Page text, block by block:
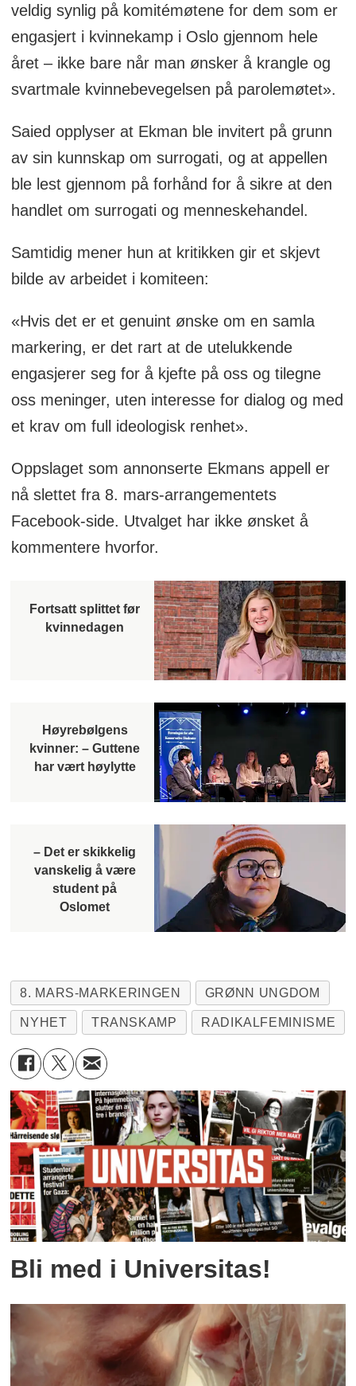
veldig synlig på komitémøtene for dem som er
engasjert i kvinnekamp i Oslo gjennom hele
året – ikke bare når man ønsker å krangle og
svartmale kvinnebevegelsen på parolemøtet».
Saied opplyser at Ekman ble invitert på grunn
av sin kunnskap om surrogati, og at appellen
ble lest gjennom på forhånd for å sikre at den
handlet om surrogati og menneskehandel.
Samtidig mener hun at kritikken gir et skjevt
bilde av arbeidet i komiteen:
«Hvis det er et genuint ønske om en samla
markering, er det rart at de utelukkende
engasjerer seg for å kjefte på oss og tilegne
oss meninger, uten interesse for dialog og med
et krav om full ideologisk renhet».
Oppslaget som annonserte Ekmans appell er
nå slettet fra 8. mars-arrangementets
Facebook-side. Utvalget har ikke ønsket å
kommentere hvorfor.
Fortsatt splittet før
kvinnedagen
Høyrebølgens
kvinner: – Guttene
har vært høylytte
– Det er skikkelig
vanskelig å være
student på
Oslomet
8. MARS-MARKERINGEN GRØNN UNGDOM
NYHET TRANSKAMP RADIKALFEMINISME
Bli med i Universitas!